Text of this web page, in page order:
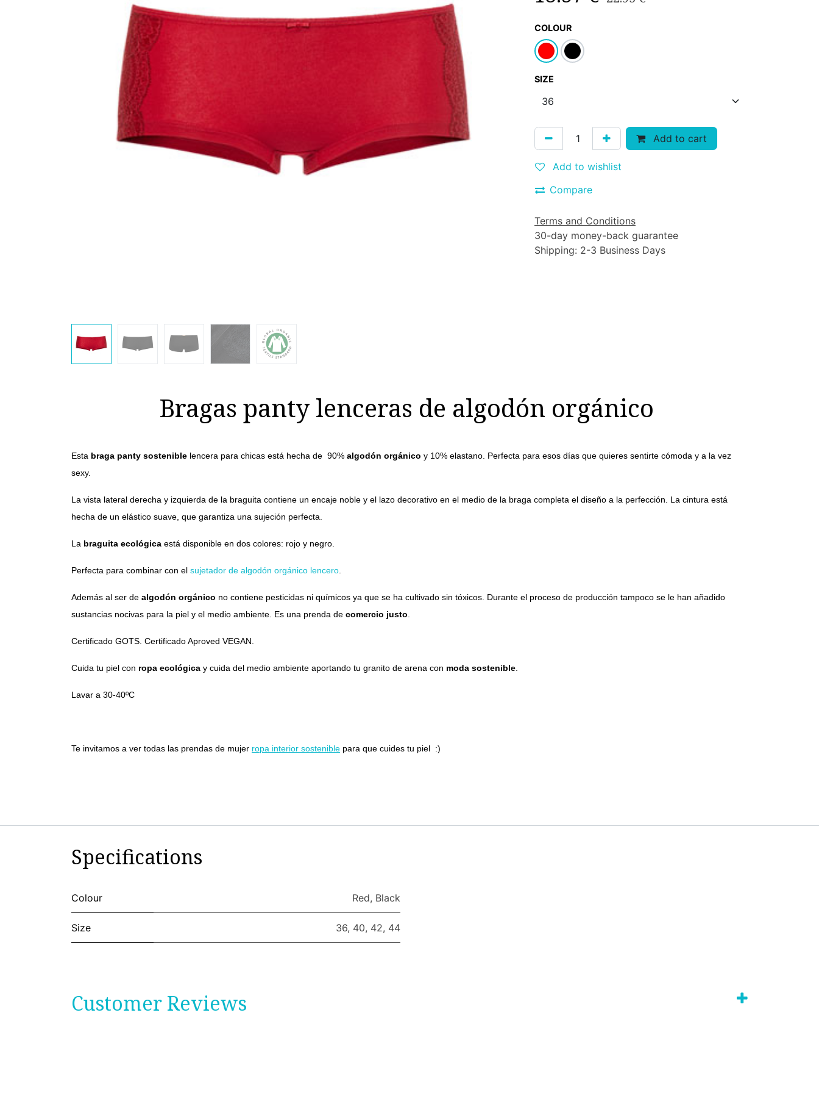
COLOUR
SIZE
Add to cart
Add to wishlist
Compare
Terms and Conditions
30-day money-back guarantee
Shipping: 2-3 Business Days
Bragas panty lenceras de algodón orgánico
Esta braga panty sostenible lencera para chicas está hecha de 90% algodón orgánico y 10% elastano. Perfecta para esos días que quieres sentirte cómoda y a la vez
sexy.
La vista lateral derecha y izquierda de la braguita contiene un encaje noble y el lazo decorativo en el medio de la braga completa el diseño a la perfección. La cintura está
hecha de un elástico suave, que garantiza una sujeción perfecta.
La braguita ecológica está disponible en dos colores: rojo y negro.
Perfecta para combinar con el sujetador de algodón orgánico lencero
Además al ser de algodón orgánico no contiene pesticidas ni químicos ya que se ha cultivado sin tóxicos. Durante el proceso de producción tampoco se le han añadido
sustancias nocivas para la piel y el medio ambiente. Es una prenda de comercio justo
Certificado GOTS. Certificado Aproved VEGAN.
Cuida tu piel con ropa ecológica y cuida del medio ambiente aportando tu granito de arena con moda sostenible
Lavar a 30-40ºC
Te invitamos a ver todas las prendas de mujer ropa interior sostenible para que cuides tu piel :)
Specifications
Colour Red, Black
Size 36, 40, 42, 44
Customer Reviews